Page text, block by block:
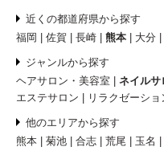
近くの都道府県から探す
福岡
佐賀 長崎 熊本 大分
ジャンルから探す
ヘアサロン・美容室
ネイルサ
エステサロン
リラクゼーショ
他のエリアから探す
熊本
菊池 合志 荒尾 玉名